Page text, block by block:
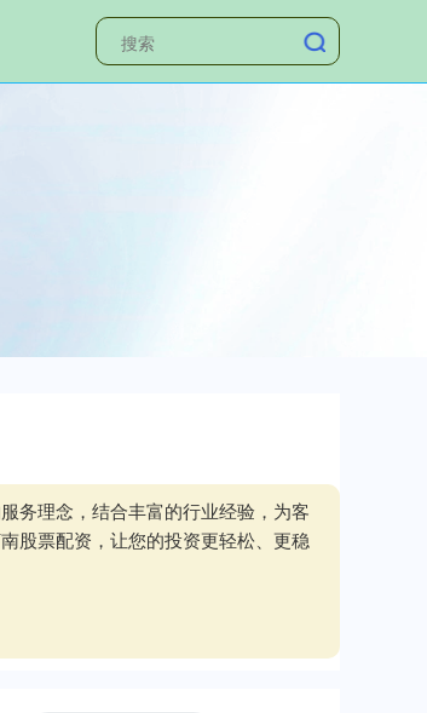
务理念，结合丰富的行业经验，为客
股票配资，让您的投资更轻松、更稳